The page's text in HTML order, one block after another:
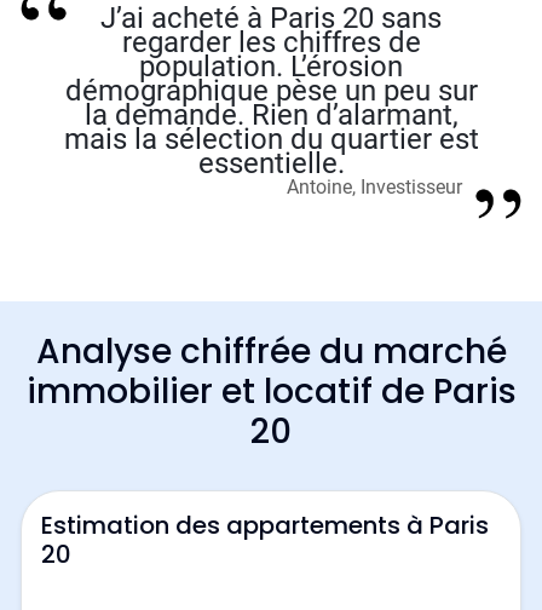
J’ai acheté à Paris 20 sans
regarder les chiffres de
population. L’érosion
démographique pèse un peu sur
la demande. Rien d’alarmant,
mais la sélection du quartier est
essentielle.
Antoine, Investisseur
Analyse chiffrée du marché
immobilier et locatif de Paris
20
Estimation des appartements à Paris
20